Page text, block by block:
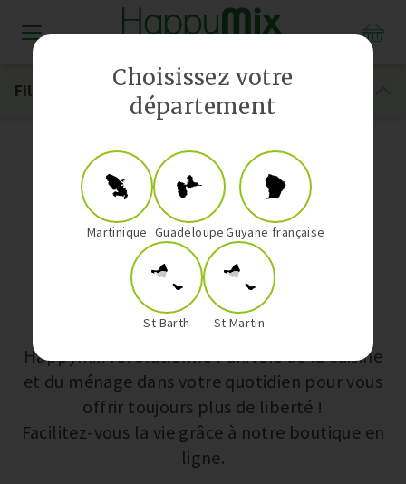
Notre boutique
Nos univers
Happymix révolutionne l’univers de la cuisine
et du ménage dans votre quotidien pour vous
offrir toujours plus de liberté !
Facilitez-vous la vie grâce à notre boutique en
ligne.
Filtrer
Choisissez votre
département
Martinique GuadeloupeGuyane française
St Barth St Martin